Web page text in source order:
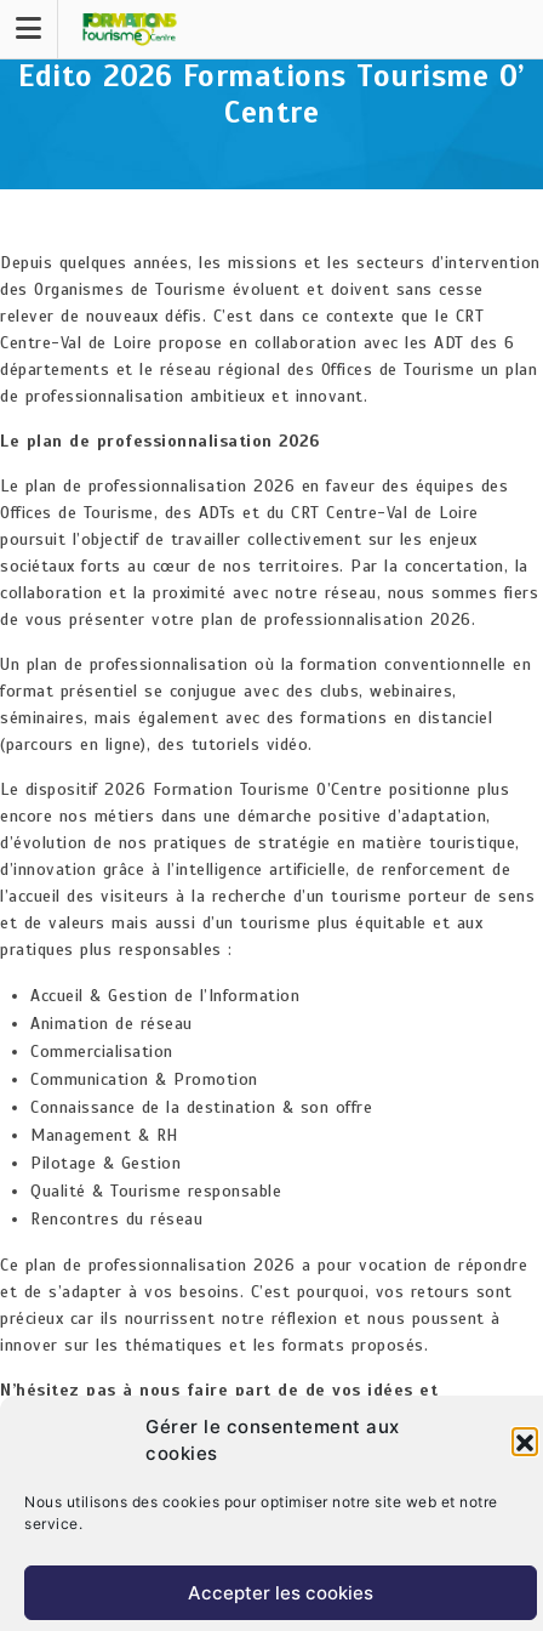
Gérer le consentement aux
cookies
Nous utilisons des cookies pour optimiser notre site web et notre
service.
Accepter les cookies
Edito 2026 Formations Tourisme O’
Centre
Depuis quelques années, les missions et les secteurs d’intervention
des Organismes de Tourisme évoluent et doivent sans cesse
relever de nouveaux défis. C’est dans ce contexte que le CRT
Centre-Val de Loire propose en collaboration avec les ADT des 6
départements et le réseau régional des Offices de Tourisme un plan
de professionnalisation ambitieux et innovant.
Le plan de professionnalisation 2026
Le plan de professionnalisation 2026 en faveur des équipes des
Offices de Tourisme, des ADTs et du CRT Centre-Val de Loire
poursuit l’objectif de travailler collectivement sur les enjeux
sociétaux forts au cœur de nos territoires. Par la concertation, la
collaboration et la proximité avec notre réseau, nous sommes fiers
de vous présenter votre plan de professionnalisation 2026.
Un plan de professionnalisation où la formation conventionnelle en
format présentiel se conjugue avec des clubs, webinaires,
séminaires, mais également avec des formations en distanciel
(parcours en ligne), des tutoriels vidéo.
Le dispositif 2026 Formation Tourisme O’Centre positionne plus
encore nos métiers dans une démarche positive d’adaptation,
d’évolution de nos pratiques de stratégie en matière touristique,
d’innovation grâce à l’intelligence artificielle, de renforcement de
l’accueil des visiteurs à la recherche d’un tourisme porteur de sens
et de valeurs mais aussi d’un tourisme plus équitable et aux
pratiques plus responsables :
Accueil & Gestion de l’Information
Animation de réseau
Commercialisation
Communication & Promotion
Connaissance de la destination & son offre
Management & RH
Pilotage & Gestion
Qualité & Tourisme responsable
Rencontres du réseau
Ce plan de professionnalisation 2026 a pour vocation de répondre
et de s’adapter à vos besoins. C’est pourquoi, vos retours sont
précieux car ils nourrissent notre réflexion et nous poussent à
innover sur les thématiques et les formats proposés.
N’hésitez pas à nous faire part de de vos idées et
m.v.begin@centre-valdeloire.org
© Copyright 2026. CRT Centre-Val De Loire